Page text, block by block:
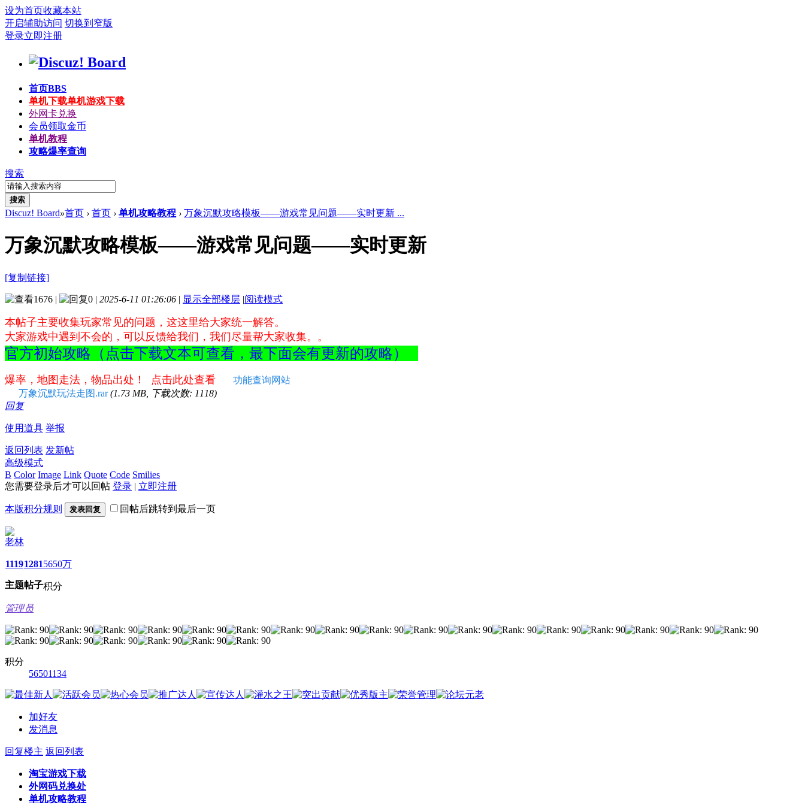
设为首页收藏本站
开启辅助访问 切换到窄版
登录立即注册
首页BBS
单机下载单机游戏下载
外网卡兑换
会员领取金币
单机教程
攻略爆率查询
搜索
搜索
Discuz! Board»首页 › 首页 › 单机攻略教程 › 万象沉默攻略模板——游戏常见问题——实时更新 ...
万象沉默攻略模板——游戏常见问题——实时更新
[复制链接]
1676 | 0 | 2025-6-11 01:26:06 | 显示全部楼层 |阅读模式
本帖子主要收集玩家常见的问题，这这里给大家统一解答。
大家游戏中遇到不会的，可以反馈给我们，我们尽量帮大家收集。。
官方初始攻略（点击下载文本可查看，最下面会有更新的攻略）
爆率，地图走法，物品出处！ 点击此处查看
功能查询网站
万象沉默玩法走图.rar (1.73 MB, 下载次数: 1118)
回复
使用道具 举报
返回列表 发新帖
高级模式
B Color Image Link Quote Code Smilies
您需要登录后才可以回帖 登录 | 立即注册
本版积分规则 发表回复 回帖后跳转到最后一页
老林
1119
主题
1281
帖子
5650万
积分
管理员
积分
56501134
加好友
发消息
回复楼主 返回列表
淘宝游戏下载
外网码兑换处
单机攻略教程